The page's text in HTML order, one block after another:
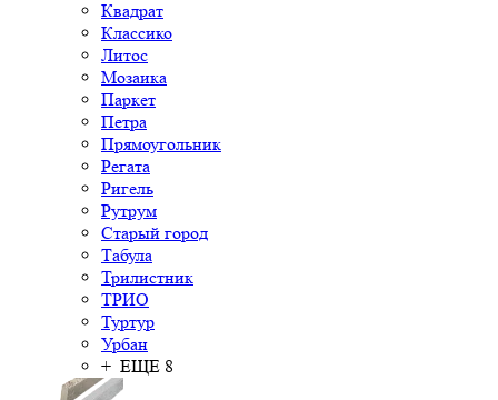
Квадрат
Классико
Литос
Мозаика
Паркет
Петра
Прямоугольник
Регата
Ригель
Рутрум
Старый город
Табула
Трилистник
ТРИО
Туртур
Урбан
+ ЕЩЕ 8